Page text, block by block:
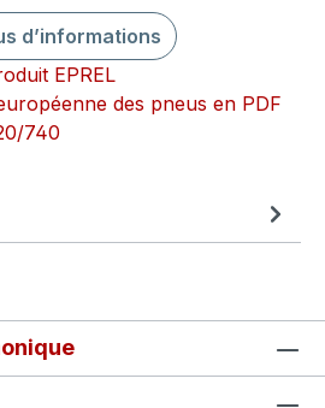
d’informations
EPREL
des pneus en PDF
740